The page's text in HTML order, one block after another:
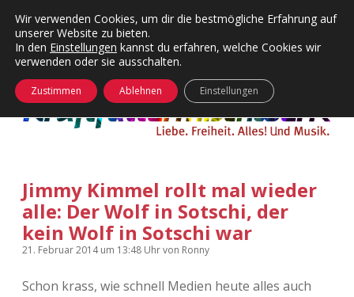
Kategorien
Menü
24 Hours Chilling
Die Wende
KFMW-Disco
kfmw.stuff
KFMW-Disco
Dates
Contact
Adventskalender Dropdown-
Menü
öffnen
Jimmy Kimmel rollt mal wieder
alle: Der Wolf in Sotschi, der
kein Wolf in Sotschi war
21. Februar 2014um 13:48 Uhrvon Ronny
Schon krass, wie schnell Medien heute alles auch
Wir verwenden Cookies, um dir die bestmögliche Erfahrung auf
unserer Website zu bieten.
In den Einstellungen kannst du erfahren, welche Cookies wir
verwenden oder sie ausschalten.
Zustimmen Ablehnen Einstellungen